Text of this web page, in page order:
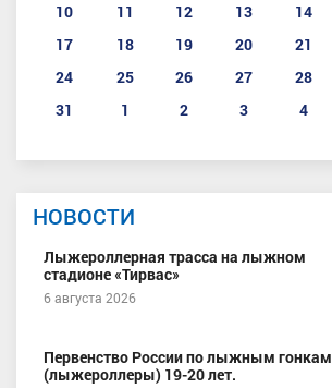
10
11 12 13 14
17
18 19 20 21
24
25 26 27 28
31
1 2 3 4
НОВОСТИ
Лыжероллерная трасса на лыжном
стадионе «Тирвас»
6 августа 2026
Первенство России по лыжным гонкам
(лыжероллеры) 19-20 лет.